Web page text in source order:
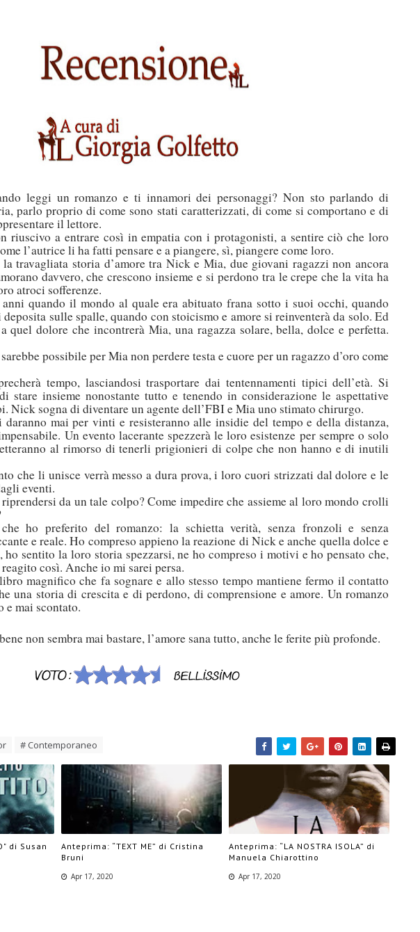
leggi un romanzo e ti innamori dei personaggi? Non sto parlando di
parlo proprio di come sono stati caratterizzati, di come si comportano e di
il lettore.
riuscivo a entrare così in empatia con i protagonisti, a sentire ciò che loro
l’autrice li ha fatti pensare e a piangere, sì, piangere come loro.
la travagliata storia d’amore tra Nick e Mia, due giovani ragazzi non ancora
davvero, che crescono insieme e si perdono tra le crepe che la vita ha
atroci sofferenze.
quando il mondo al quale era abituato frana sotto i suoi occhi, quando
sulle spalle, quando con stoicismo e amore si reinventerà da solo. Ed
quel dolore che incontrerà Mia, una ragazza solare, bella, dolce e perfetta.
possibile per Mia non perdere testa e cuore per un ragazzo d’oro come
tempo, lasciandosi trasportare dai tentennamenti tipici dell’età. Si
stare insieme nonostante tutto e tenendo in considerazione le aspettative
Nick sogna di diventare un agente dell’FBI e Mia uno stimato chirurgo.
mai per vinti e resisteranno alle insidie del tempo e della distanza,
Un evento lacerante spezzerà le loro esistenze per sempre o solo
al rimorso di tenerli prigionieri di colpe che non hanno e di inutili
che li unisce verrà messo a dura prova, i loro cuori strizzati dal dolore e le
eventi.
da un tale colpo? Come impedire che assieme al loro mondo crolli
ho preferito del romanzo: la schietta verità, senza fronzoli e senza
e reale. Ho compreso appieno la reazione di Nick e anche quella dolce e
sentito la loro storia spezzarsi, ne ho compreso i motivi e ho pensato che,
così. Anche io mi sarei persa.
magnifico che fa sognare e allo stesso tempo mantiene fermo il contatto
una storia di crescita e di perdono, di comprensione e amore. Un romanzo
e mai scontato.
non sembra mai bastare, l’amore sana tutto, anche le ferite più profonde.
# Contemporaneo
di Susan
Anteprima: “TEXT ME” di Cristina
Bruni
Apr 17, 2020
Anteprima: “LA NOSTRA ISOLA” di
Manuela Chiarottino
Apr 17, 2020